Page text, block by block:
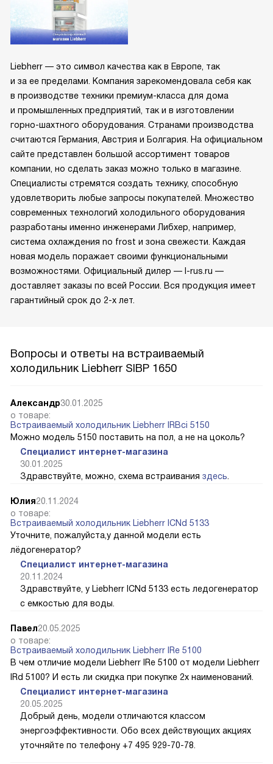
Liebherr — это символ качества как в Европе, так
и за ее пределами. Компания зарекомендовала себя как
в производстве техники премиум-класса для дома
и промышленных предприятий, так и в изготовлении
горно-шахтного оборудования. Странами производства
считаются Германия, Австрия и Болгария. На официальном
сайте представлен большой ассортимент товаров
компании, но сделать заказ можно только в магазине.
Специалисты стремятся создать технику, способную
удовлетворить любые запросы покупателей. Множество
современных технологий холодильного оборудования
разработаны именно инженерами Либхер, например,
система охлаждения no frost и зона свежести. Каждая
новая модель поражает своими функциональными
возможностями. Официальный дилер — l-rus.ru —
доставляет заказы по всей России. Вся продукция имеет
гарантийный срок до 2-х лет.
Вопросы и ответы на встраиваемый
холодильник Liebherr SIBP 1650
Александр30.01.2025
о товаре:
Встраиваемый холодильник Liebherr IRBci 5150
Можно модель 5150 поставить на пол, а не на цоколь?
Специалист интернет-магазина
30.01.2025
Здравствуйте, можно, схема встраивания здесь
Юлия20.11.2024
о товаре:
Встраиваемый холодильник Liebherr ICNd 5133
Уточните, пожалуйста,у данной модели есть
лёдогенератор?
Специалист интернет-магазина
20.11.2024
Здравствуйте, у Liebherr ICNd 5133 есть ледогенератор
с емкостью для воды.
Павел20.05.2025
о товаре:
Встраиваемый холодильник Liebherr IRe 5100
В чем отличие модели Liebherr IRe 5100 от модели Liebherr
IRd 5100? И есть ли скидка при покупке 2х наименований.
Специалист интернет-магазина
20.05.2025
Добрый день, модели отличаются классом
энергоэффективности. Обо всех действующих акциях
уточняйте по телефону +7 495 929-70-78.